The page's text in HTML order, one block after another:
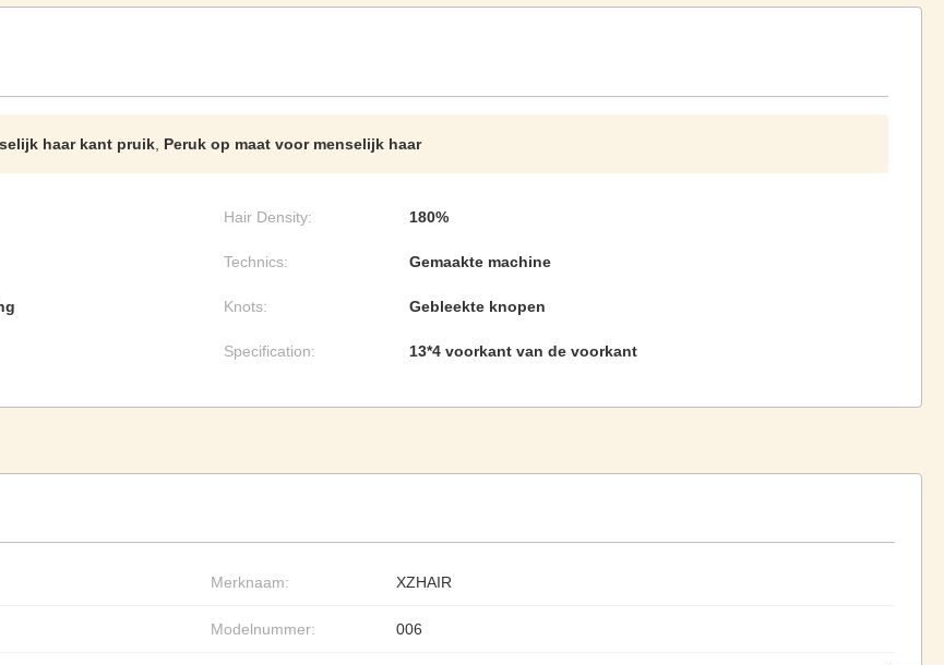
haar kant pruik Peruk op maat voor menselijk haar
Hair Density: 180%
Technics: Gemaakte machine
Knots: Gebleekte knopen
Specification: 13*4 voorkant van de voorkant
Merknaam: XZHAIR
Modelnummer: 006